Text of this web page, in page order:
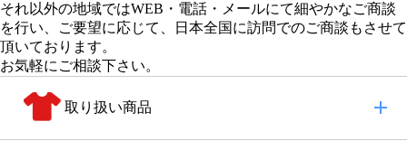
それ以外の地域ではWEB・電話・メールにて細やかなご商談
を行い、
ご要望に応じて、日本全国に訪問でのご商談もさせて
頂いております。
お気軽にご相談下さい。
取り扱い商品